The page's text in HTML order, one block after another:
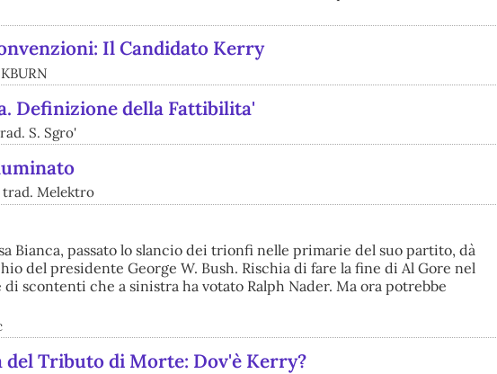
Il Candidato Kerry
Definizione della Fattibilita'
S. Sgro'
trad. Melektro
Bianca, passato lo slancio dei trionfi nelle primarie del suo partito, dà
del presidente George W. Bush. Rischia di fare la fine di Al Gore nel
scontenti che a sinistra ha votato Ralph Nader. Ma ora potrebbe
del Tributo di Morte: Dov'è Kerry?